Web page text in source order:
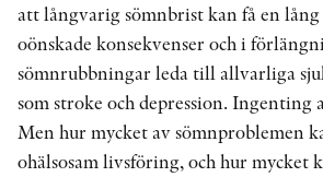
att långvarig sömnbrist kan få en
oönskade konsekvenser och i
sömnrubbningar leda till allvarliga
som stroke och depression. Ingenting
Men hur mycket av sömnproblemen
ohälsosam livsföring, och hur mycket